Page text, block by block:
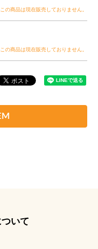
この商品は現在販売しておりません。
この商品は現在販売しておりません。
いて